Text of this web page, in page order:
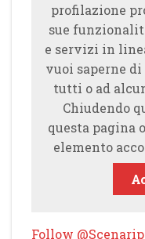
profilazione
sue
e servizi in
vuoi saperne
tutti o ad
Chiudendo
questa pagina
elemento
Follow